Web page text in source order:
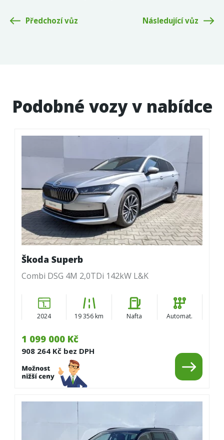
Předchozí vůz Následující vůz
Podobné vozy v nabídce
1 099 000 Kč
908 264 Kč bez DPH
Škoda Superb
Combi DSG 4M 2,0TDi 142kW L&K
2024 19 356 km Nafta Automat.